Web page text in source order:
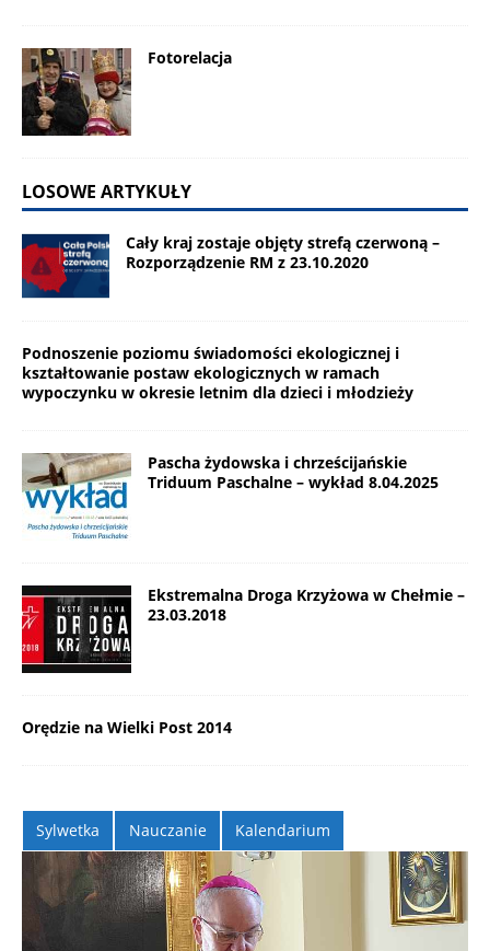
Fotorelacja
LOSOWE ARTYKUŁY
Cały kraj zostaje objęty strefą czerwoną –
Rozporządzenie RM z 23.10.2020
Podnoszenie poziomu świadomości ekologicznej i
kształtowanie postaw ekologicznych w ramach
wypoczynku w okresie letnim dla dzieci i młodzieży
Pascha żydowska i chrześcijańskie
Triduum Paschalne – wykład 8.04.2025
Ekstremalna Droga Krzyżowa w Chełmie –
23.03.2018
Orędzie na Wielki Post 2014
Sylwetka Nauczanie Kalendarium